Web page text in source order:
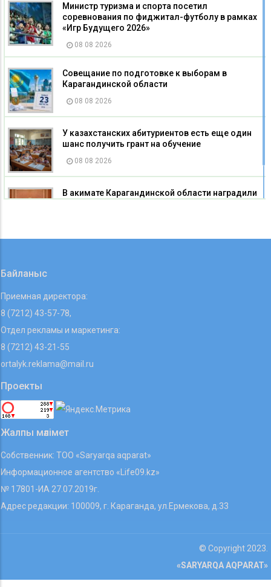
Министр туризма и спорта посетил
соревнования по фиджитал-футболу в рамках
«Игр Будущего 2026»
08 08 2026
Совещание по подготовке к выборам в
Карагандинской области
08 08 2026
У казахстанских абитуриентов есть еще один
шанс получить грант на обучение
08 08 2026
В акимате Карагандинской области наградили
Байланыс
Приемная директора:
8 (7212) 43-57-78,
Отдел рекламы и маркетинга:
8 (7212) 43-21-55
ortalyk.reklama@mail.ru
Проекты
Жалпы мәлімет
Собственник: ТОО «Saryarqa aqparat»
Информационное агентство «Life09.kz»
№ 17801-ИА 27.07.2019г.
Адрес редакции: 100009, г. Караганда, ул.Ермекова, д.33
© Copyright 2023.
«SARYARQA AQPARAT»